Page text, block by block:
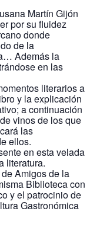
Martín Gijón
por su fluidez
donde
de la
Además la
en las
literarios a
y la explicación
a continuación
vinos de los que
las
ellos.
en esta velada
literatura.
Amigos de la
Biblioteca con
y el patrocinio de
Gastronómica